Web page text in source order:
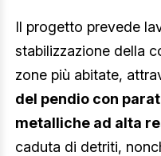
Il progetto prevede
stabilizzazione della
zone più abitate,
del pendio con
metalliche ad alta
caduta di detriti,